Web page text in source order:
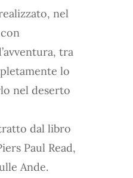
nel
tra
lo
nel deserto
dal libro
Paul Read,
Ande.